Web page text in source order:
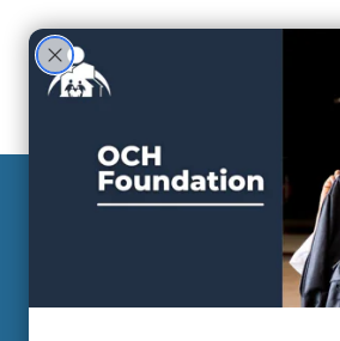
À PROPOS DE NOUS
Politique